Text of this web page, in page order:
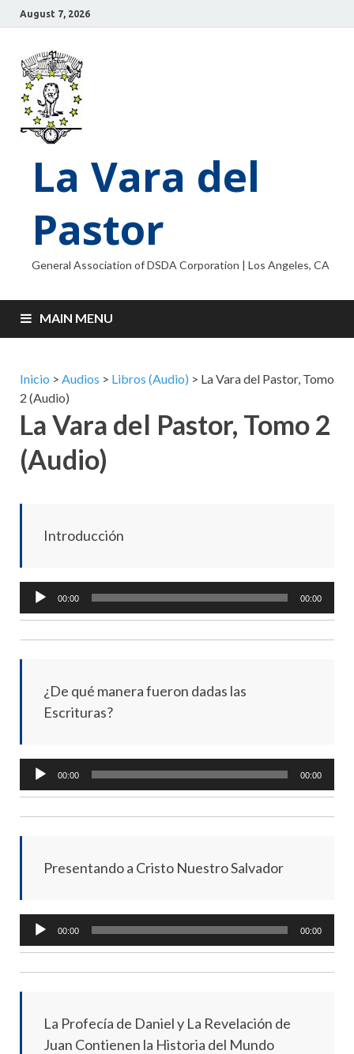
August 7, 2026
La Vara del
Pastor
General Association of DSDA Corporation | Los Angeles, CA
MAIN MENU
Inicio > Audios > Libros (Audio) > La Vara del Pastor, Tomo
2 (Audio)
La Vara del Pastor, Tomo 2
(Audio)
Introducción
Audio
00:00 00:00
¿De qué manera fueron dadas las
Escrituras?
Audio
00:00 00:00
Presentando a Cristo Nuestro Salvador
Audio
00:00 00:00
La Profecía de Daniel y La Revelación de
Juan Contienen la Historia del Mundo